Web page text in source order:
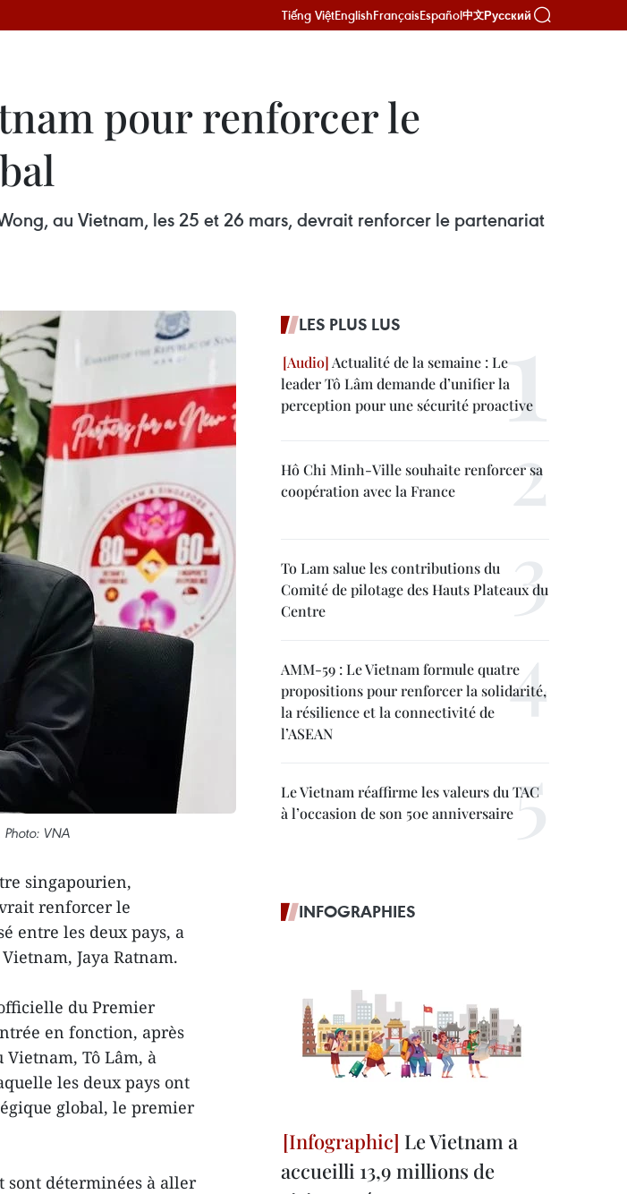
Tiếng ViệtEnglishFrançaisEspañol中文Русский
pour renforcer le
au Vietnam, les 25 et 26 mars, devrait renforcer le partenariat
VNA
singapourien,
renforcer le
entre les deux pays, a
Jaya Ratnam.
du Premier
en fonction, après
Tô Lâm, à
les deux pays ont
global, le premier
sont déterminées à aller
LES PLUS LUS
Actualité de la semaine : Le
leader Tô Lâm demande d’unifier la
perception pour une sécurité proactive
Hô Chi Minh-Ville souhaite renforcer sa
coopération avec la France
To Lam salue les contributions du
Comité de pilotage des Hauts Plateaux du
Centre
AMM-59 : Le Vietnam formule quatre
propositions pour renforcer la solidarité,
la résilience et la connectivité de
l’ASEAN
Le Vietnam réaffirme les valeurs du TAC
à l’occasion de son 50e anniversaire
INFOGRAPHIES
Le Vietnam a
accueilli 13,9 millions de